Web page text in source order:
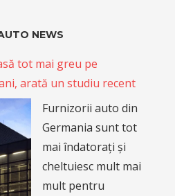
NEWS
tot mai greu pe
arată un studiu recent
Furnizorii auto din
Germania sunt tot
mai îndatorați și
cheltuiesc mult mai
mult pentru